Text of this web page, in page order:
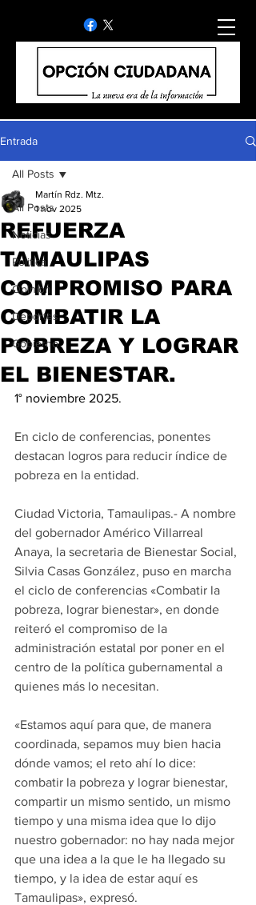
Entrada
All Posts
Noticias
Politica
Opinion
Deportes
Gobierno
All Posts
REFUERZA
TAMAULIPAS
COMPROMISO PARA
COMBATIR LA
POBREZA Y LOGRAR
EL BIENESTAR.
Martín Rdz. Mtz.
1 nov 2025
1° noviembre 2025.
En ciclo de conferencias, ponentes
destacan logros para reducir índice de
pobreza en la entidad.
Ciudad Victoria, Tamaulipas.- A nombre
del gobernador Américo Villarreal
Anaya, la secretaria de Bienestar Social,
Silvia Casas González, puso en marcha
el ciclo de conferencias «Combatir la
pobreza, lograr bienestar», en donde
reiteró el compromiso de la
administración estatal por poner en el
centro de la política gubernamental a
quienes más lo necesitan.
«Estamos aquí para que, de manera
coordinada, sepamos muy bien hacia
dónde vamos; el reto ahí lo dice:
combatir la pobreza y lograr bienestar,
compartir un mismo sentido, un mismo
tiempo y una misma idea que lo dijo
nuestro gobernador: no hay nada mejor
que una idea a la que le ha llegado su
tiempo, y la idea de estar aquí es
Tamaulipas», expresó.